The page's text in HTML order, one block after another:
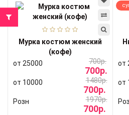
Мурка костюм женский
(кофе)
от 25000
700р.
700р.
от 10000 1480р.
700р.
Розн 1970р.
700р.
от
от